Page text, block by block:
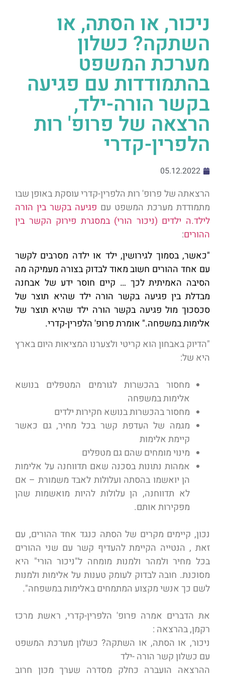
ניכור, או הסתה, או
השתקה? כשלון
מערכת המשפט
בהתמודדות עם פגיעה
בקשר הורה-ילד,
הרצאה של פרופ' רות
הלפרין-קדרי
05.12.2022
הרצאתה של פרופ' רות הלפרין-קדרי עוסקת באופן שבו
מתמודדת מערכת המשפט עם פגיעה בקשר בין הורה
לילד.ה ילדים (ניכור הורי) במסגרת פירוק הקשר בין
ההורים:
"כאשר, בסמוך לגירושין, ילד או ילדה מסרבים לקשר
עם אחד ההורים חשוב מאוד לבדוק בצורה מעמיקה מה
הסיבה האמיתית לכך … קיים חוסר ידע של אבחנה
מבדלת בין פגיעה בקשר הורה ילד שהיא תוצר של
סכסכוך מול פגיעה בקשר הורה ילד שהיא תוצר של
אלימות במשפחה." אומרת פרופ' הלפרין-קדרי.
"הדיוק באבחון הוא קריטי ולצערנו המציאות היום בארץ
היא של:
מחסור בהכשרות לגורמים המטפלים בנושא
אלימות במשפחה
מחסור בהכשרות בנושא חקירות ילדים
מגמה של העדפת קשר בכל מחיר, גם כאשר
קיימת אלימות
מינוי מומחים שהם גם מטפלים
אמהות נתונות בסכנה שאם תדווחנה על אלימות
הן יואשמו בהסתה ועלולות לאבד משמורת – אם
לא תדווחנה, הן עלולות להיות מואשמות שהן
מפקירות אותם.
נכון, קיימים מקרים של הסתה כנגד אחד ההורים, עם
זאת , הנטייה הקיימת להעדיף קשר עם שני ההורים
בכל מחיר ולמהר ולמנות מומחה ל"ניכור הורי" היא
מסוכנת. חובה לבדוק לעומק טענות על אלימות ולמנות
לשם כך אנשי מקצוע המתמחים באלימות במשפחה".
את הדברים אמרה פרופ' הלפרין-קדרי, ראשת מרכז
רקמן, בהרצאה :
ניכור, או הסתה, או השתקה? כשלון מערכת המשפט
עם כשלון קשר הורה -ילד
ההרצאה הועברה כחלק מסדרה שערך מכון חרוב